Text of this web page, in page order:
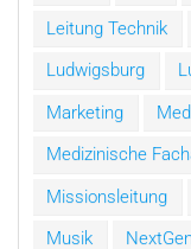
Leitung Technik
Ludwigsburg
Marketing
Medizinische
Missionsleitung
Musik